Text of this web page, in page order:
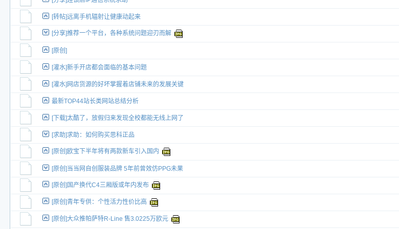
[转帖]远离手机辐射让健康动起来
[分享]推荐一个平台，各种系统问题迎刃而解
[原创]
[灌水]新手开店都会面临的基本问题
[灌水]网店货源的好坏掌握着店铺未来的发展关键
最新TOP44站长类网站总结分析
[下载]太酷了，放假归来发现全校都能无线上网了
[求助]求助：如何购买思科正品
[原创]欧宝下半年将有两款新车引入国内
[原创]当当网自创服装品牌 5年前曾效仿PPG未果
[原创]国产换代C4三厢版或年内发布
[原创]青年专供：个性活力性价比高
[原创]大众推帕萨特R-Line 售3.0225万欧元